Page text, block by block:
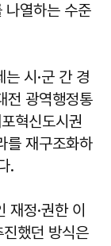
나열하는 수준
시·군 간 경
전 광역행정통
혁신도시권
를 재구조화하
.
정·권한 이
했던 방식은